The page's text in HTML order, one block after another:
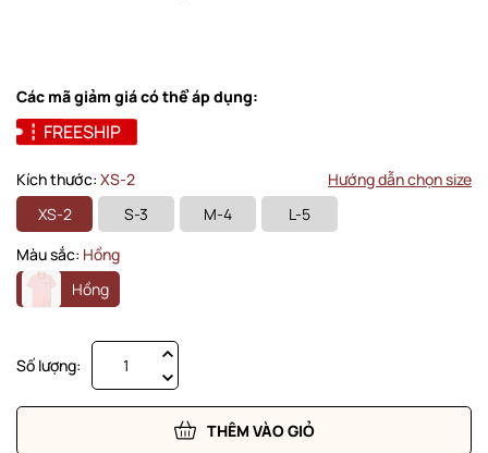
Các mã giảm giá có thể áp dụng:
FREESHIP
Kích thước: XS-2
Hướng dẫn chọn size
XS-2
S-3 M-4
L-5
Màu sắc: Hồng
Hồng
Số lượng:
THÊM VÀO GIỎ